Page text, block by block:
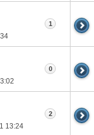
1
0
13:24
2